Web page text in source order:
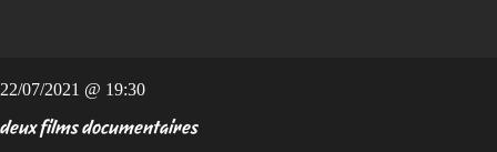
22/07/2021 @ 19:30
deux films documentaires